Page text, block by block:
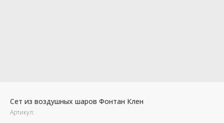
Сет из воздушных шаров Фонтан Клен
Артикул: